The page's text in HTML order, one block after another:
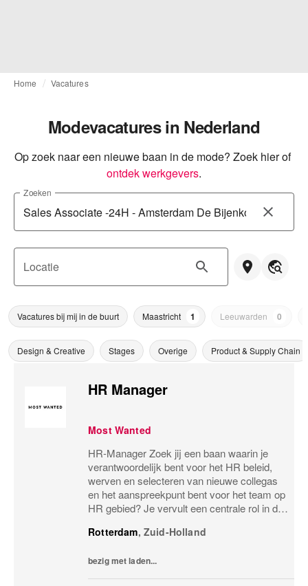
Home Vacatures
Modevacatures in Nederland
Op zoek naar een nieuwe baan in de mode? Zoek hier of
ontdek werkgevers.
Zoeken
Locatie
Vacatures bij mij in de buurt Maastricht 1 Leeuwarden 0
Design & Creative Stages Overige Product & Supply Chain
HR Manager
Most Wanted
HR-Manager Zoek jij een baan waarin je
verantwoordelijk bent voor het HR beleid,
werven en selecteren van nieuwe collegas
en het aanspreekpunt bent voor het team op
HR gebied? Je vervult een centrale rol in de
verantwoordelijk voor het waarborgen van
Rotterdam, Zuid-Holland
bezig met laden...